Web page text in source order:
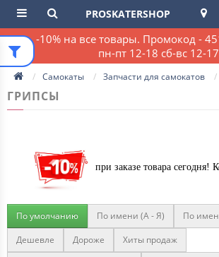
-10% на все товары. Промокод -
пн-пт 12-18 сб-вс 12-17
PROSKATERSHOP
Самокаты Запчасти для самокатов
ГРИПСЫ
при заказе товара сегодня!
По умолчанию По имени (A - Я)
По
Дешевле
Дороже
Хиты продаж